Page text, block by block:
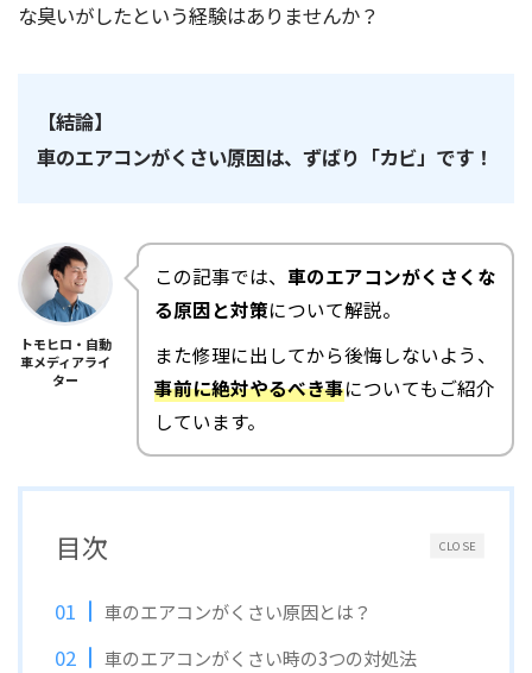
な臭いがしたという経験はありませんか？
【結論】
車のエアコンがくさい原因は、ずばり「カビ」です！
トモヒロ・自動
車メディアライ
ター
この記事では、 車のエアコンがくさくな
る原因と対策について解説。
また修理に出してから後悔しないよう、
事前に絶対やるべき事についてもご紹介
しています。
CLOSE
目次
車のエアコンがくさい原因とは？
車のエアコンがくさい時の3つの対処法